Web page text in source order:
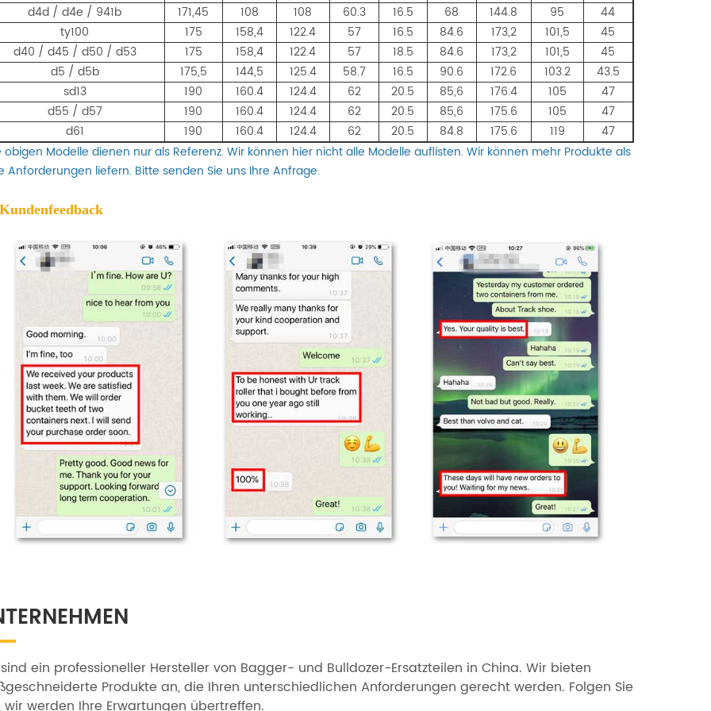
d4d / d4e / 941b
171,45 108 108 60.3 16.5 68 144.8 95
44
ty100
175 158,4 122.4 57 16.5 84.6 173,2 101,5
45
d40 / d45 / d50 / d53
175 158,4 122.4 57 18.5 84.6 173,2 101,5
45
d5 / d5b
175,5 144,5 125.4 58.7 16.5 90.6 172.6 103.2
43.5
sd13
190 160.4 124.4 62 20.5 85,6 176.4 105
47
d55 / d57
190 160.4 124.4 62 20.5 85,6 175.6 105
47
d61
190 160.4 124.4 62 20.5 84.8 175.6 119
47
obigen Modelle dienen nur als Referenz. Wir können hier nicht alle Modelle auflisten. Wir können mehr Produkte als
Anforderungen liefern. Bitte senden Sie uns Ihre Anfrage.
ein professioneller Hersteller von Bagger- und Bulldozer-Ersatzteilen in China. Wir bieten
Produkte an, die Ihren unterschiedlichen Anforderungen gerecht werden. Folgen Sie
wir werden Ihre Erwartungen übertreffen.